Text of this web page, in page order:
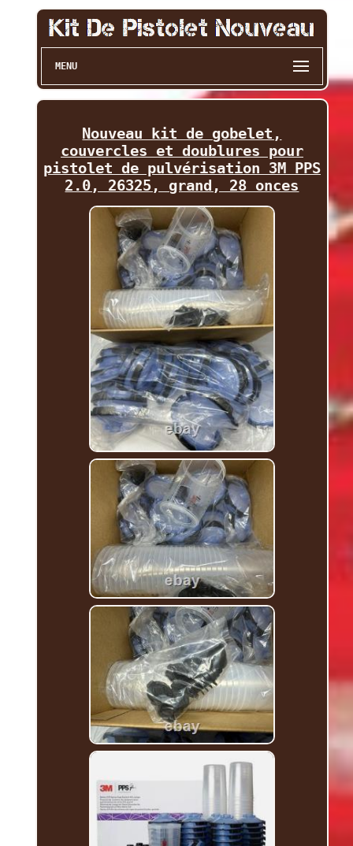
MENU
Nouveau kit de gobelet,
couvercles et doublures pour
pistolet de pulvérisation 3M PPS
2.0, 26325, grand, 28 onces